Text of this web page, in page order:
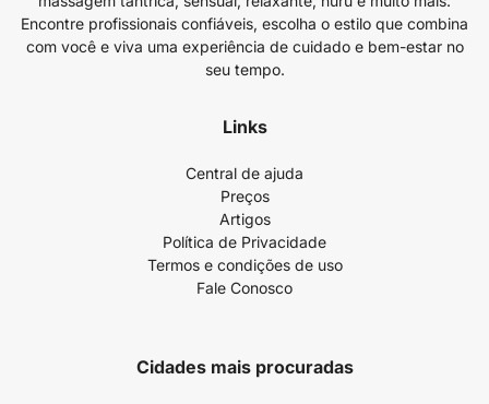
Encontre profissionais confiáveis, escolha o estilo que combina
com você e viva uma experiência de cuidado e bem-estar no
seu tempo.
Links
Central de ajuda
Preços
Artigos
Política de Privacidade
Termos e condições de uso
Fale Conosco
Cidades mais procuradas